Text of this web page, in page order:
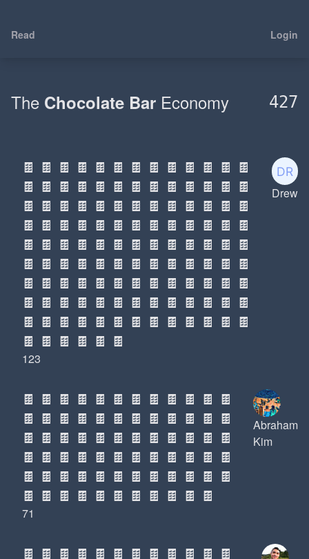
Read Login
The Chocolate Bar Economy 427
🍫 🍫 🍫 🍫 🍫 🍫 🍫 🍫 🍫 🍫 🍫 🍫 🍫
🍫 🍫 🍫 🍫 🍫 🍫 🍫 🍫 🍫 🍫 🍫 🍫 🍫
🍫 🍫 🍫 🍫 🍫 🍫 🍫 🍫 🍫 🍫 🍫 🍫 🍫
🍫 🍫 🍫 🍫 🍫 🍫 🍫 🍫 🍫 🍫 🍫 🍫 🍫
🍫 🍫 🍫 🍫 🍫 🍫 🍫 🍫 🍫 🍫 🍫 🍫 🍫
🍫 🍫 🍫 🍫 🍫 🍫 🍫 🍫 🍫 🍫 🍫 🍫 🍫
🍫 🍫 🍫 🍫 🍫 🍫 🍫 🍫 🍫 🍫 🍫 🍫 🍫
🍫 🍫 🍫 🍫 🍫 🍫 🍫 🍫 🍫 🍫 🍫 🍫 🍫
🍫 🍫 🍫 🍫 🍫 🍫 🍫 🍫 🍫 🍫 🍫 🍫 🍫
🍫 🍫 🍫 🍫 🍫 🍫
123
Drew
🍫 🍫 🍫 🍫 🍫 🍫 🍫 🍫 🍫 🍫 🍫 🍫
🍫 🍫 🍫 🍫 🍫 🍫 🍫 🍫 🍫 🍫 🍫 🍫
🍫 🍫 🍫 🍫 🍫 🍫 🍫 🍫 🍫 🍫 🍫 🍫
🍫 🍫 🍫 🍫 🍫 🍫 🍫 🍫 🍫 🍫 🍫 🍫
🍫 🍫 🍫 🍫 🍫 🍫 🍫 🍫 🍫 🍫 🍫 🍫
🍫 🍫 🍫 🍫 🍫 🍫 🍫 🍫 🍫 🍫 🍫
71
Abraham
Kim
🍫 🍫 🍫 🍫 🍫 🍫 🍫 🍫 🍫 🍫 🍫 🍫